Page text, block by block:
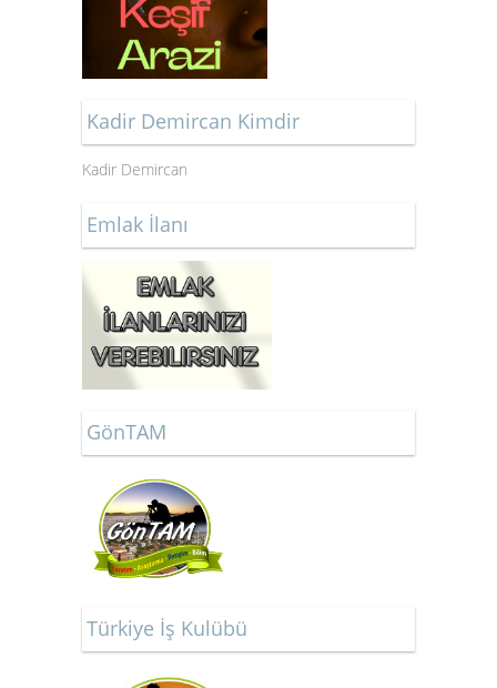
Kadir Demircan Kimdir
Kadir Demircan
Emlak İlanı
GönTAM
Türkiye İş Kulübü